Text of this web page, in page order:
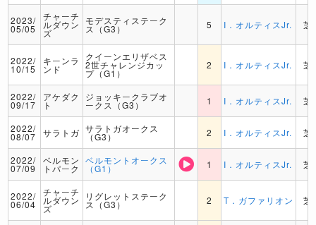
2023/
05/05
チャーチ
ルダウン
ズ
モデスティステーク
ス（G3） 5 I．オルティスJr. 芝
2022/
10/15
キーンラ
ンド
クイーンエリザベス
2世チャレンジカッ
プ（G1）
2 I．オルティスJr. 芝
2022/
09/17
アケダク
ト
ジョッキークラブオ
ークス（G3） 1 I．オルティスJr. 芝
2022/
08/07 サラトガ サラトガオークス
（G3） 2 I．オルティスJr. 芝
2022/
07/09
ベルモン
トパーク
ベルモントオークス
（G1） 1 I．オルティスJr. 芝
2022/
06/04
チャーチ
ルダウン
ズ
リグレットステーク
ス（G3） 2 T．ガファリオン 芝